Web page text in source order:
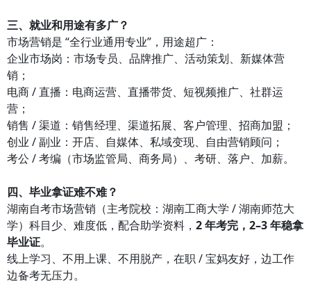
三、就业和用途有多广？
市场营销是 “全行业通用专业”，用途超广：
企业市场岗：市场专员、品牌推广、活动策划、新媒体营
销；
电商 / 直播：电商运营、直播带货、短视频推广、社群运
营；
销售 / 渠道：销售经理、渠道拓展、客户管理、招商加盟；
创业 / 副业：开店、自媒体、私域变现、自由营销顾问；
考公 / 考编（市场监管局、商务局）、考研、落户、加薪。
四、毕业拿证难不难？
湖南自考市场营销（主考院校：湖南工商大学 / 湖南师范大
学）科目少、难度低，配合助学资料， 2 年考完，2–3 年稳拿
毕业证。
线上学习、不用上课、不用脱产，在职 / 宝妈友好，边工作
边备考无压力。